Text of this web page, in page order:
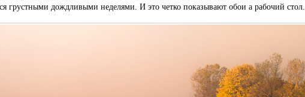
грустными дождливыми неделями. И это четко показывают обои а рабочий стол.